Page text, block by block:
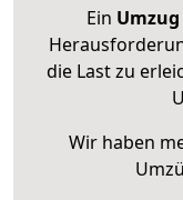
Ein Umzug
die Last zu
Wir haben